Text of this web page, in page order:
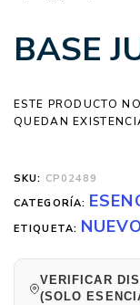
BASE
ESTE PRODUCTO
QUEDAN
SKU: CP02489
CATEGORÍA:
ETIQUETA:
VERIFICAR
(SOLO